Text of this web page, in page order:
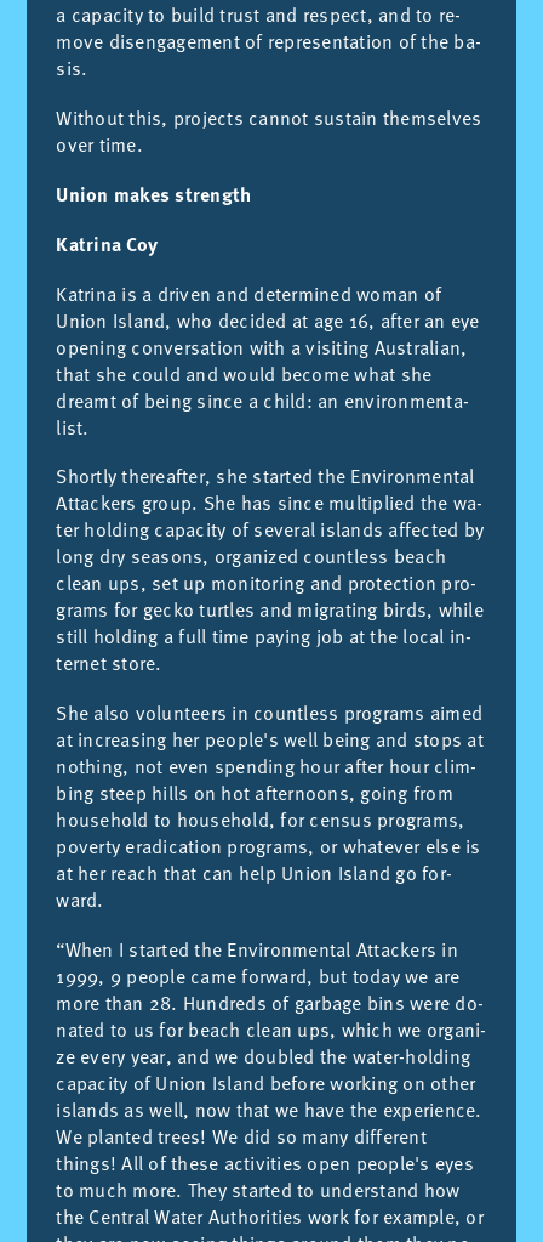
a ca­pa­city to build trust and res­pect, and to re­
mo­ve di­sen­ga­ge­ment of re­pre­sen­ta­tion of the ba­
sis.
Wit­hout this, pro­jects can­not sus­tain them­sel­ves
over time.
Union makes strength
Katrina Coy
Ka­tri­na is a dri­ven and de­ter­mi­ned wo­man of
Union Is­land, who de­ci­ded at age 16, af­ter an eye
ope­ning con­ver­sa­tion with a vi­si­ting Aus­tra­lian,
that she could and would be­co­me what she
dreamt of being sin­ce a child: an en­vi­ron­men­ta­
list.
Shortly the­reaf­ter, she star­ted the En­vi­ron­men­tal
At­ta­ckers group. She has sin­ce mul­ti­plied the wa­
ter hol­ding ca­pa­city of se­ve­ral is­lands af­fec­ted by
long dry sea­sons, or­ga­ni­zed countless beach
clean ups, set up mo­ni­to­ring and pro­tec­tion pro­
grams for ge­cko turtles and mi­gra­ting birds, whi­le
still hol­ding a full time pa­ying job at the lo­cal in­
ter­net sto­re.
She also vo­lun­teers in countless pro­grams ai­med
at in­crea­sing her peo­ple's well being and stops at
not­hing, not even spen­ding hour af­ter hour clim­
bing steep hi­lls on hot af­ter­noons, going from
hou­sehold to hou­sehold, for cen­sus pro­grams,
po­verty era­di­ca­tion pro­grams, or wha­te­ver else is
at her reach that can help Union Is­land go for­
ward.
“When I star­ted the En­vi­ron­men­tal At­ta­ckers in
1999, 9 peo­ple came for­ward, but to­day we are
more than 28. Hun­dreds of gar­ba­ge bins were do­
na­ted to us for beach clean ups, which we or­ga­ni­
ze every year, and we dou­bled the wa­ter-hol­ding
ca­pa­city of Union Is­land be­fo­re wor­king on ot­her
is­lands as well, now that we have the ex­pe­rien­ce.
We plan­ted trees! We did so many dif­fe­rent
things! All of the­se ac­ti­vi­ties open peo­ple's eyes
to much more. They star­ted to un­ders­tand how
the Cen­tral Wa­ter Aut­ho­ri­ties work for exam­ple, or